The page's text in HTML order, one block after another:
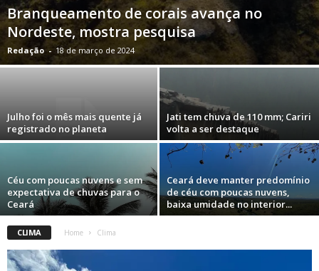
Branqueamento de corais avança no
Nordeste, mostra pesquisa
Redação - 18 de março de 2024
Julho foi o mês mais quente já
registrado no planeta
Jati tem chuva de 110 mm; Cariri
volta a ser destaque
Céu com poucas nuvens e sem
expectativa de chuvas para o
Ceará
Ceará deve manter predomínio
de céu com poucas nuvens,
baixa umidade no interior...
CLIMA Home Clima